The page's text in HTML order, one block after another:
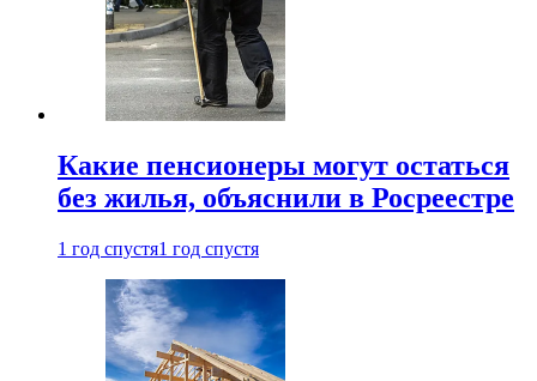
Какие пенсионеры могут остаться
без жилья, объяснили в Росреестре
1 год спустя1 год спустя